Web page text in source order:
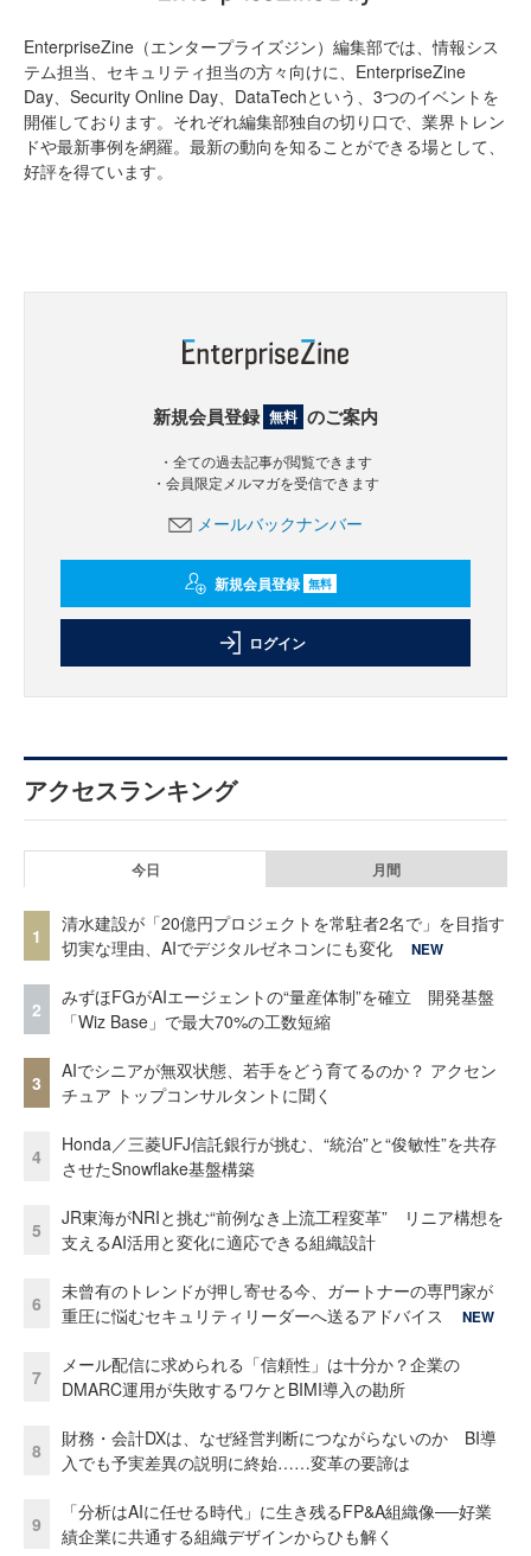
EnterpriseZine（エンタープライズジン）編集部では、情報シス
テム担当、セキュリティ担当の方々向けに、EnterpriseZine
Day、Security Online Day、DataTechという、3つのイベントを
開催しております。それぞれ編集部独自の切り口で、業界トレン
ドや最新事例を網羅。最新の動向を知ることができる場として、
好評を得ています。
新規会員登録 無料 のご案内
・全ての過去記事が閲覧できます
・会員限定メルマガを受信できます
メールバックナンバー
新規会員登録 無料
ログイン
アクセスランキング
今日 月間
1
清水建設が「20億円プロジェクトを常駐者2名で」を目指す
切実な理由、AIでデジタルゼネコンにも変化
NEW
2
みずほFGがAIエージェントの“量産体制”を確立 開発基盤
「Wiz Base」で最大70%の工数短縮
3
AIでシニアが無双状態、若手をどう育てるのか？ アクセン
チュア トップコンサルタントに聞く
4
Honda／三菱UFJ信託銀行が挑む、“統治”と“俊敏性”を共存
させたSnowflake基盤構築
5
JR東海がNRIと挑む“前例なき上流工程変革” リニア構想を
支えるAI活用と変化に適応できる組織設計
6
未曾有のトレンドが押し寄せる今、ガートナーの専門家が
重圧に悩むセキュリティリーダーへ送るアドバイス
NEW
7
メール配信に求められる「信頼性」は十分か？企業の
DMARC運用が失敗するワケとBIMI導入の勘所
8
財務・会計DXは、なぜ経営判断につながらないのか BI導
入でも予実差異の説明に終始……変革の要諦は
9
「分析はAIに任せる時代」に生き残るFP&A組織像──好業
績企業に共通する組織デザインからひも解く